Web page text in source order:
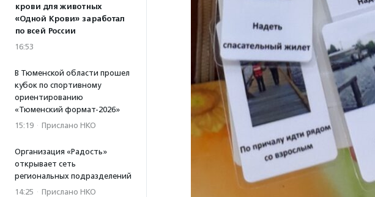
крови для животных
«Одной Крови» заработал
по всей России
16:53
В Тюменской области прошел
кубок по спортивному
ориентированию
«Тюменский формат-2026»
15:19 · Прислано НКО
Организация «Радость»
открывает сеть
региональных подразделений
14:25 · Прислано НКО